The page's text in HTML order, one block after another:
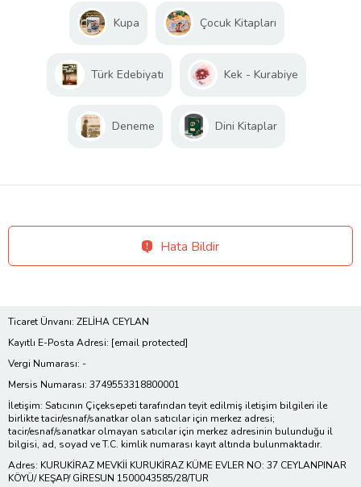
Kupa Çocuk Kitapları
Türk Edebiyatı Kek - Kurabiye
Deneme Dini Kitaplar
Hata Bildir
Ticaret Ünvanı: ZELİHA CEYLAN
Kayıtlı E-Posta Adresi: [email protected]
Vergi Numarası: -
Mersis Numarası: 3749553318800001
İletişim: Satıcının Çiçeksepeti tarafından teyit edilmiş iletişim bilgileri ile
birlikte tacir/esnaf/sanatkar olan satıcılar için merkez adresi;
tacir/esnaf/sanatkar olmayan satıcılar için merkez adresinin bulunduğu il
bilgisi, ad, soyad ve T.C. kimlik numarası kayıt altında bulunmaktadır.
Adres: KURUKİRAZ MEVKİİ KURUKİRAZ KÜME EVLER NO: 37 CEYLANPINAR
KÖYÜ/ KEŞAP/ GİRESUN 1500043585/28/TUR